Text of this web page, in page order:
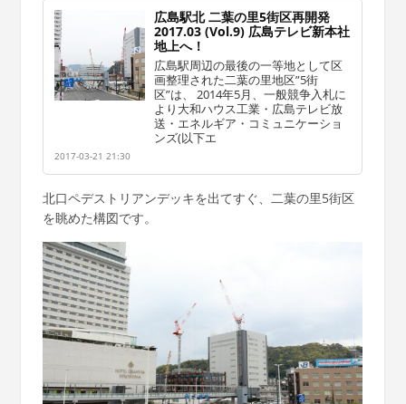
広島駅北 二葉の里5街区再開発
2017.03 (Vol.9) 広島テレビ新本社
地上へ！
広島駅周辺の最後の一等地として区
画整理された二葉の里地区”5街
区”は、 2014年5月、一般競争入札に
より大和ハウス工業・広島テレビ放
送・エネルギア・コミュニケーショ
ンズ(以下エ
2017-03-21 21:30
北口ペデストリアンデッキを出てすぐ、二葉の里5街区
を眺めた構図です。